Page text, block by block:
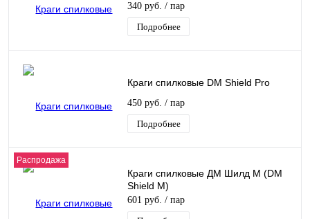
340 руб. / пар
Подробнее
Краги спилковые DM Shield Pro
450 руб. / пар
Подробнее
Распродажа
Краги спилковые ДМ Шилд М (DM
Shield M)
601 руб. / пар